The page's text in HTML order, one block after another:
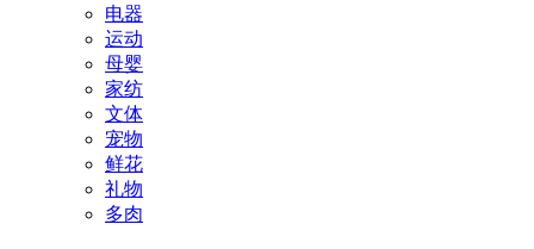
电器
运动
母婴
家纺
文体
宠物
鲜花
礼物
多肉